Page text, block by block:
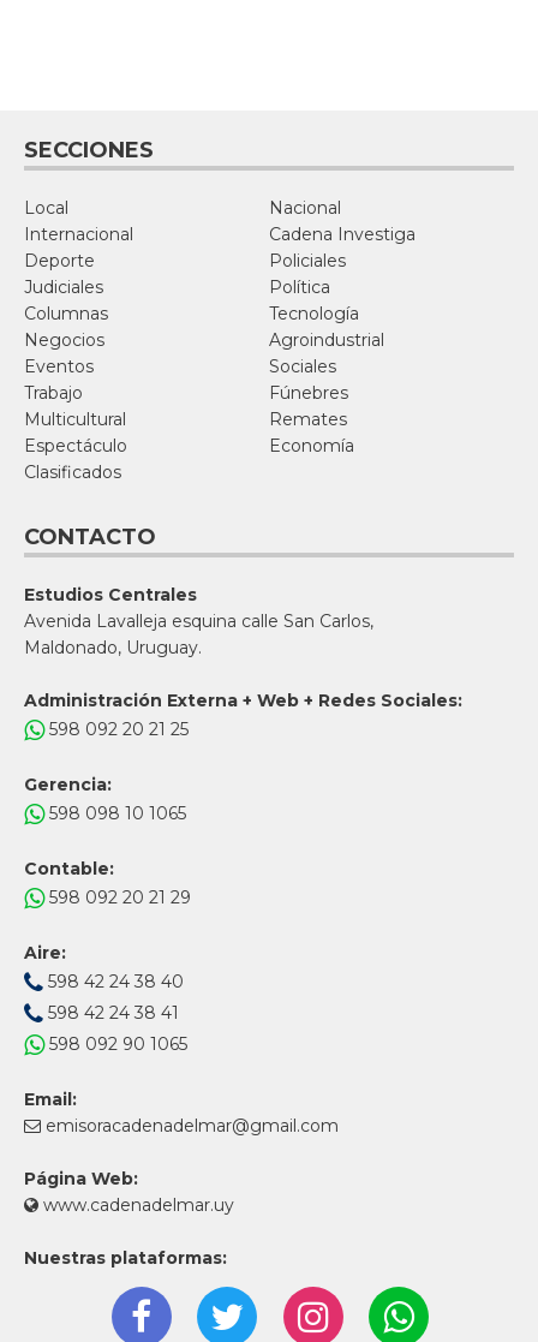
SECCIONES
Local
Nacional
Internacional
Cadena Investiga
Deporte
Policiales
Judiciales
Política
Columnas
Tecnología
Negocios
Agroindustrial
Eventos
Sociales
Trabajo
Fúnebres
Multicultural
Remates
Espectáculo
Economía
Clasificados
CONTACTO
Estudios Centrales
Avenida Lavalleja esquina calle San Carlos,
Maldonado, Uruguay.
Administración Externa + Web + Redes Sociales:
598 092 20 21 25
Gerencia:
598 098 10 1065
Contable:
598 092 20 21 29
Aire:
598 42 24 38 40
598 42 24 38 41
598 092 90 1065
Email:
emisoracadenadelmar@gmail.com
Página Web:
www.cadenadelmar.uy
Nuestras plataformas: